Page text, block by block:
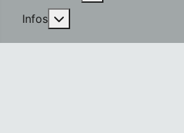
Infos